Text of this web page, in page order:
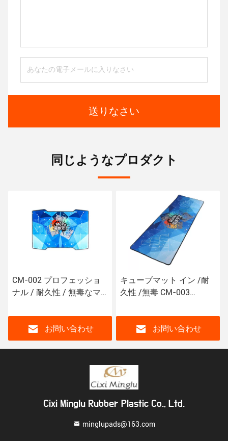
送りなさい
同じようなプロダクト
CM-002 プロフェッショ
ナル / 耐久性 / 無毒なマ
境に優しいマット
お問い合わせ
キューブマット イン /耐
久性 /無毒 CM-003
キューブマット
お問い合わせ
Cixi Minglu Rubber Plastic Co., Ltd.
minglupads@163.com